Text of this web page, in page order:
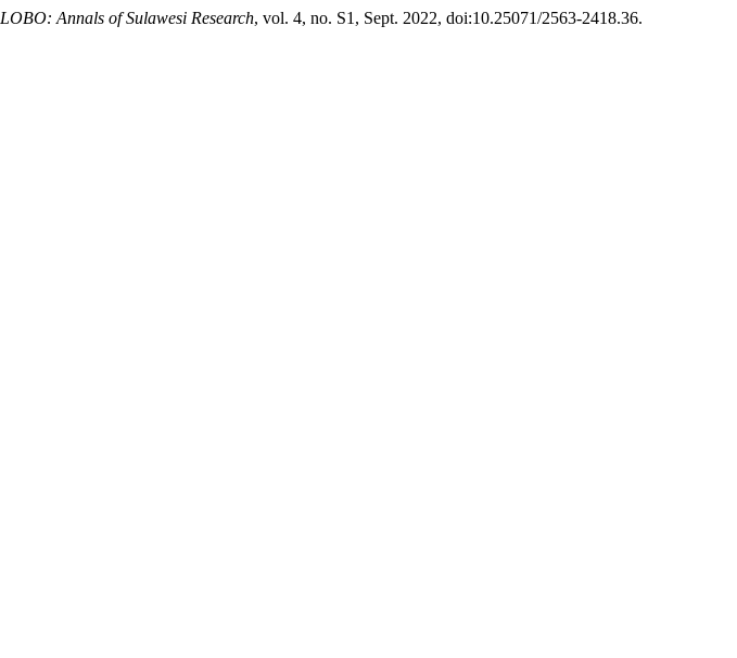
LOBO: Annals of Sulawesi Research, vol. 4, no. S1, Sept. 2022, doi:10.25071/2563-2418.36.